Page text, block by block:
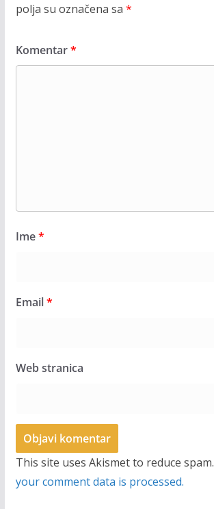
polja su označena sa *
Komentar*
Ime*
Email*
Web stranica
This site uses Akismet to reduce spam.
your comment data is processed.